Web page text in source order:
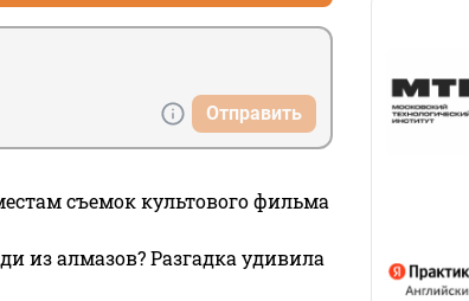
Отправить
съемок культового фильма
из алмазов? Разгадка удивила